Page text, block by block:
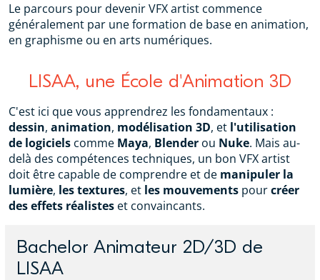
Le parcours pour devenir VFX artist commence
généralement par une formation de base en animation,
en graphisme ou en arts numériques.
LISAA, une École d'Animation 3D
C'est ici que vous apprendrez les fondamentaux :
dessin, animation, modélisation 3D, et l'utilisation
de logiciels comme Maya, Blender ou Nuke. Mais au-
delà des compétences techniques, un bon VFX artist
doit être capable de comprendre et de manipuler la
lumière, les textures, et les mouvements pourcréer
des effets réalistes et convaincants.
Bachelor Animateur 2D/3D de
LISAA